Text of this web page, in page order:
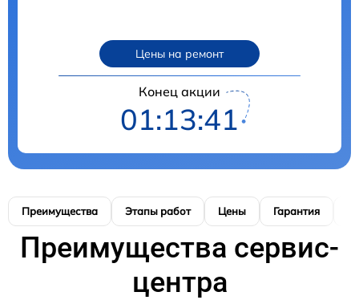
Цены на ремонт
Конец акции
01:13:40
Преимущества Этапы работ Цены Гарантия
Преимущества сервис-
центра